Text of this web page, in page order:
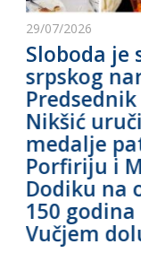
29/07/2026
Sloboda je
srpskog
Nikšić
medalje
Porfiriju i
Dodiku na
150
Vučjem